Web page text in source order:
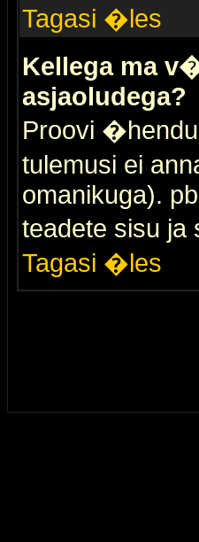
Tagasi �les
Kellega ma
asjaoludega?
Proovi
tulemusi ei
omanikuga).
teadete sisu ja
Tagasi �les